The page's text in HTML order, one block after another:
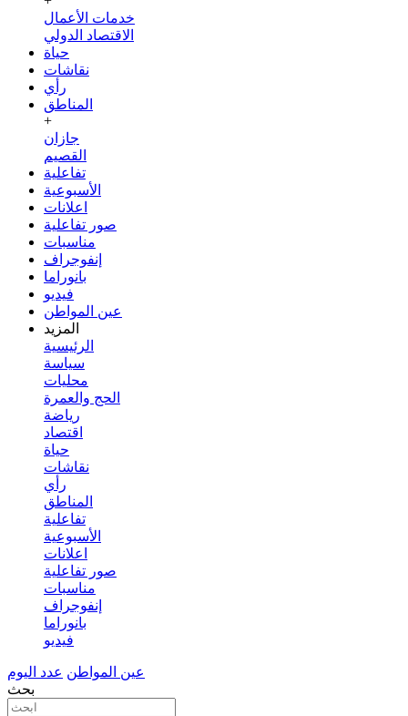
خدمات الأعمال
الاقتصاد الدولي
حياة
نقاشات
رأي
المناطق
+
جازان
القصيم
تفاعلية
الأسبوعية
اعلانات
صور تفاعلية
مناسبات
إنفوجراف
بانوراما
فيديو
عين المواطن
المزيد
الرئيسية
سياسة
محليات
الحج والعمرة
رياضة
اقتصاد
حياة
نقاشات
رأي
المناطق
تفاعلية
الأسبوعية
اعلانات
صور تفاعلية
مناسبات
إنفوجراف
بانوراما
فيديو
عين المواطن عدد اليوم
بحث